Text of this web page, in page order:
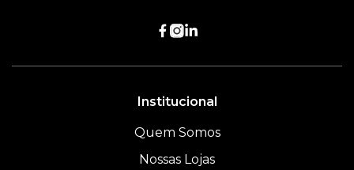
Institucional
Quem Somos
Nossas Lojas